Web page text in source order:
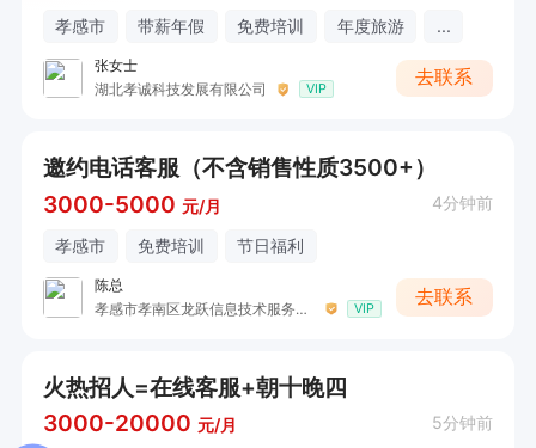
孝感市 带薪年假 免费培训 年度旅游 ...
张女士
湖北孝诚科技发展有限公司
VIP
去联系
邀约电话客服（不含销售性质3500+）
3000-5000 元/月 4分钟前
孝感市 免费培训 节日福利
陈总
孝感市孝南区龙跃信息技术服务中心
VIP
去联系
火热招人=在线客服+朝十晚四
3000-20000 元/月 5分钟前